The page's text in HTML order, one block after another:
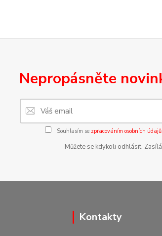
Nepropásněte
Souhlasím se zpracováním osobních údajů
Můžete se kdykoli odhlásit.
Kontakty